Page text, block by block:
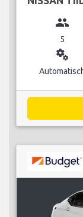
group
5
miscellaneous_services